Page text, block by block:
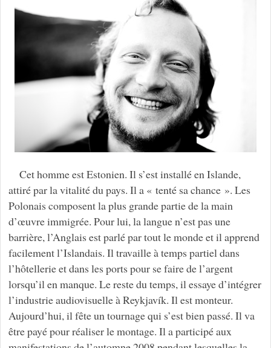
Cet homme est Estonien. Il s’est installé en Islande,
attiré par la vitalité du pays. Il a « tenté sa chance ». Les
Polonais composent la plus grande partie de la main
d’œuvre immigrée. Pour lui, la langue n’est pas une
barrière, l’Anglais est parlé par tout le monde et il apprend
facilement l’Islandais. Il travaille à temps partiel dans
l’hôtellerie et dans les ports pour se faire de l’argent
lorsqu’il en manque. Le reste du temps, il essaye d’intégrer
l’industrie audiovisuelle à Reykjavík. Il est monteur.
Aujourd’hui, il fête un tournage qui s’est bien passé. Il va
être payé pour réaliser le montage. Il a participé aux